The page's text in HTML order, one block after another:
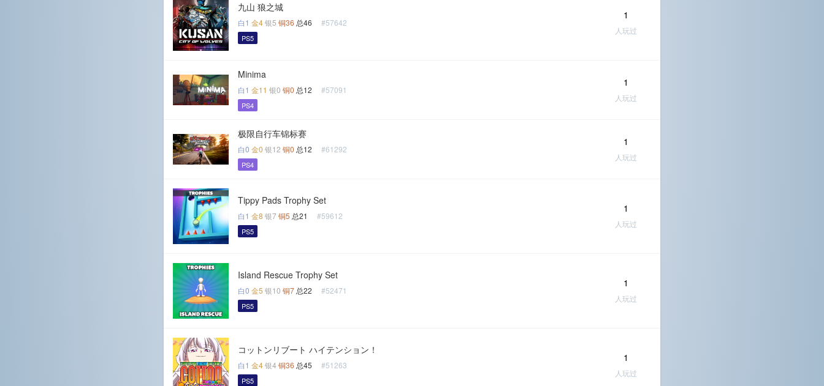
九山 狼之城
白1 金4银5 铜36 总46 #57642
PS5
1
人玩过
Minima
白1 金11 银0 铜0 总12 #57091
PS4
1
人玩过
极限自行车锦标赛
白0 金0 银12 铜0 总12 #61292
PS4
1
人玩过
Tippy Pads Trophy Set
白1 金8 银7 铜5 总21 #59612
PS5
1
人玩过
Island Rescue Trophy Set
白0 金5 银10 铜7 总22 #52471
PS5
1
人玩过
コットンリブート ハイテンション！
白1 金4银4 铜36 总45 #51263
PS5
1
人玩过